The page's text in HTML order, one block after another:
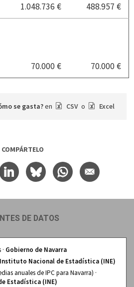
1.048.736 € 488.957 €
70.000 € 70.000 €
se gasta?en CSV o Excel
COMPÁRTELO
DE DATOS
Gobierno de Navarra
Instituto Nacional de Estadística (INE)
anuales de IPC para Navarra) ·
Estadística (INE)